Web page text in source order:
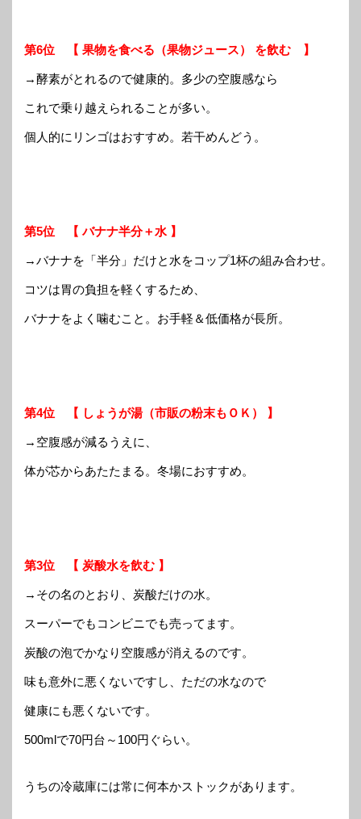
第6位 【 果物を食べる（果物ジュース） を飲む 】
→酵素がとれるので健康的。多少の空腹感なら
これで乗り越えられることが多い。
個人的にリンゴはおすすめ。若干めんどう。
第5位 【 バナナ半分＋水 】
→バナナを「半分」だけと水をコップ1杯の組み合わせ。
コツは胃の負担を軽くするため、
バナナをよく噛むこと。お手軽＆低価格が長所。
第4位 【 しょうが湯（市販の粉末もＯＫ） 】
→空腹感が減るうえに、
体が芯からあたたまる。冬場におすすめ。
第3位 【 炭酸水を飲む 】
→その名のとおり、炭酸だけの水。
スーパーでもコンビニでも売ってます。
炭酸の泡でかなり空腹感が消えるのです。
味も意外に悪くないですし、ただの水なので
健康にも悪くないです。
500mlで70円台～100円ぐらい。
うちの冷蔵庫には常に何本かストックがあります。